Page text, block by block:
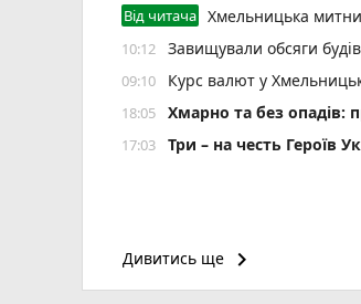
Від читача Хмельницька
10:12 Завищували обсяги
09:10 Курс валют у
18:05 Хмарно та без опадів:
17:03 Три – на честь Героїв
Дивитись ще keyboard_arrow_right